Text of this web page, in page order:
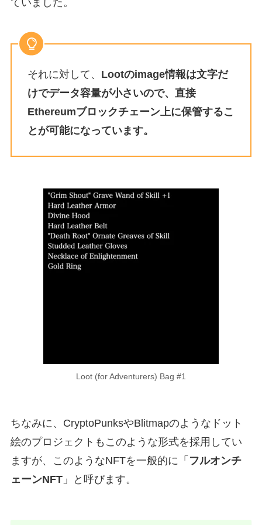
ていました。
それに対して、 Lootのimage情報は文字だ
けでデータ容量が小さいので、直接
Ethereumブロックチェーン上に保管するこ
とが可能になっています。
Loot (for Adventurers) Bag #1
ちなみに、CryptoPunksやBlitmapのようなドット
絵のプロジェクトもこのような形式を採用してい
ますが、このようなNFTを一般的に「 フルオンチ
ェーンNFT」と呼びます。